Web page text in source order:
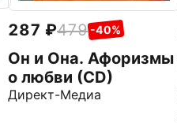
287 479 -40%
Он и Она. Афоризмы
о любви (CD)
Директ-Медиа